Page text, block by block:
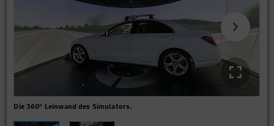
Die 360° Leinwand des Simulators.